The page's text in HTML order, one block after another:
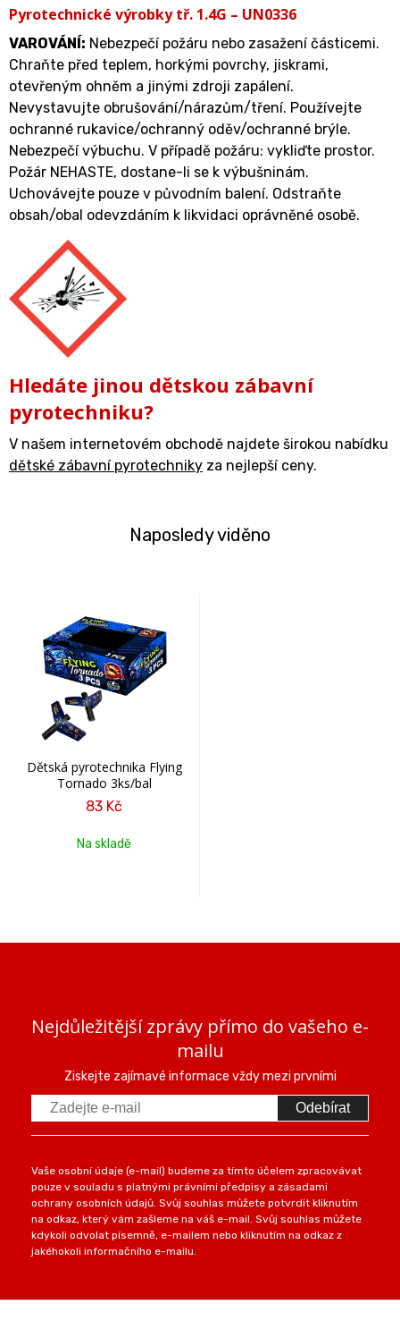
Pyrotechnické výrobky tř. 1.4G – UN0336
VAROVÁNÍ: Nebezpečí požáru nebo zasažení částicemi.
Chraňte před teplem, horkými povrchy, jiskrami,
otevřeným ohněm a jinými zdroji zapálení.
Nevystavujte obrušování/nárazům/tření. Používejte
ochranné rukavice/ochranný oděv/ochranné brýle.
Nebezpečí výbuchu. V případě požáru: vykliďte prostor.
Požár NEHASTE, dostane-li se k výbušninám.
Uchovávejte pouze v původním balení. Odstraňte
obsah/obal odevzdáním k likvidaci oprávněné osobě.
Hledáte jinou dětskou zábavní
pyrotechniku?
V našem internetovém obchodě najdete širokou nabídku
dětské zábavní pyrotechniky za nejlepší ceny.
Naposledy viděno
Dětská pyrotechnika Flying
Tornado 3ks/bal
83 Kč
Na skladě
Nejdůležitější zprávy přímo do vašeho e-
mailu
Ziskejte zajímavé informace vždy mezi prvními
Odebírat
Vaše osobní údaje (e-mail) budeme za tímto účelem zpracovávat
pouze v souladu s platnými právními předpisy a zásadami
ochrany osobních údajů. Svůj souhlas můžete potvrdit kliknutím
na odkaz, který vám zašleme na váš e-mail. Svůj souhlas můžete
kdykoli odvolat písemně, e-mailem nebo kliknutím na odkaz z
jakéhokoli informačního e-mailu.